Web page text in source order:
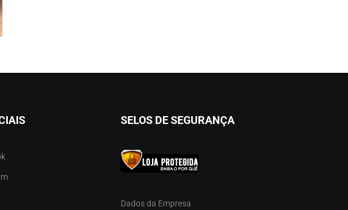
SELOS DE SEGURANÇA
Dados da Empresa